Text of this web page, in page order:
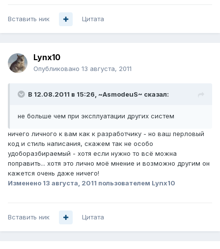
Вставить ник Цитата
Lynx10
Опубликовано 13 августа, 2011
В 12.08.2011 в 15:26, ~AsmodeuS~ сказал:
не больше чем при эксплуатации других систем
ничего личного к вам как к разработчику - но ваш перловый
код и стиль написания, скажем так не особо
удоборазбираемый - хотя если нужно то всё можна
поправить... хотя это лично моё мнение и возможно другим он
кажется очень даже ничего!
Изменено 13 августа, 2011 пользователем Lynx10
Вставить ник Цитата